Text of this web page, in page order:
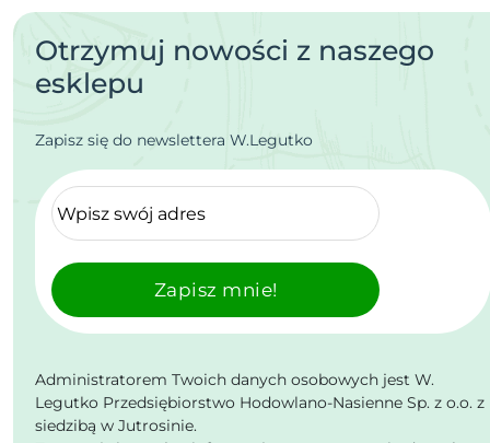
Otrzymuj nowości z naszego
esklepu
Zapisz się do newslettera W.Legutko
Zapisz mnie!
Administratorem Twoich danych osobowych jest W.
Legutko Przedsiębiorstwo Hodowlano-Nasienne Sp. z o.o. z
siedzibą w Jutrosinie.